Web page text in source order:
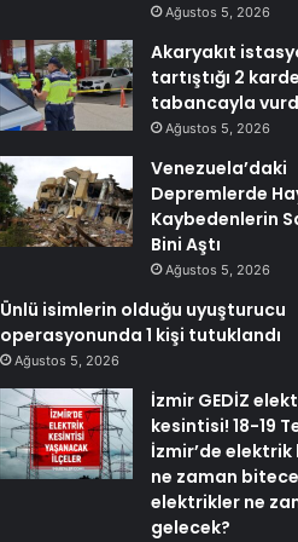
Ağustos 5, 2026
Akaryakıt
tartıştığı 2
tabancayla
Ağustos 5, 2026
Venezuela’daki
Depremlerde
Kaybedenlerin
Bini Aştı
Ağustos 5, 2026
Ünlü isimlerin olduğu uyuşturucu
operasyonunda 1 kişi tutuklandı
Ağustos 5, 2026
İzmir GEDİZ
kesintisi! 18-19
İzmir’de
ne zaman
elektrikler ne
gelecek?